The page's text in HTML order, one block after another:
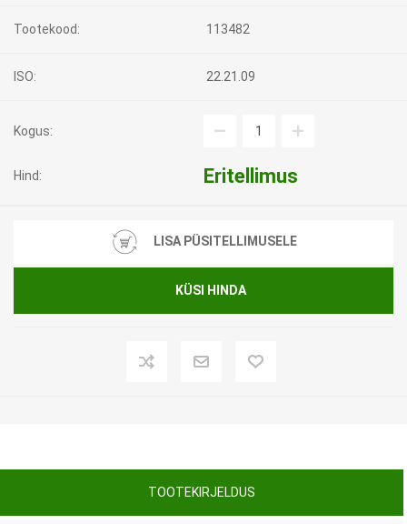
Tootekood: 113482
ISO: 22.21.09
Kogus:
Hind: Eritellimus
LISA PÜSITELLIMUSELE
KÜSI HINDA
TOOTEKIRJELDUS